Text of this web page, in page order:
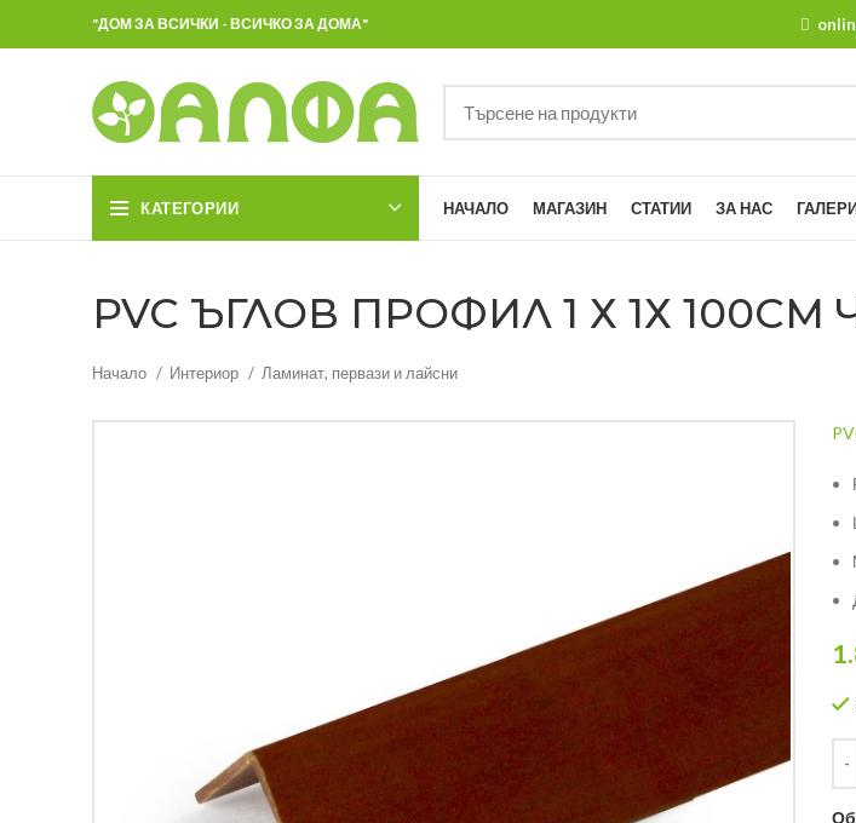
"ДОМ ЗА ВСИЧКИ - ВСИЧКО ЗА ДОМА"
КАТЕГОРИИ НАЧАЛО МАГАЗИН СТАТИИ ЗА НАС
PVC ЪГЛОВ ПРОФИЛ 1 Х 1Х 100СМ
Начало Интериор Ламинат, первази и лайсни